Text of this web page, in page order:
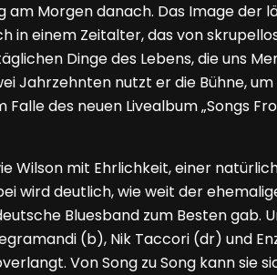
Morgen danach. Das Image der
einem Zeitalter, das von
Dinge des Lebens, die uns
Jahrzehnten nutzt er die Bühne,
des neuen Livealbum „Songs
Wilson mit Ehrlichkeit, einer
wird deutlich, wie weit der
Bluesband zum Besten
(b), Nik Taccori (dr) und
Von Song zu Song kann sie